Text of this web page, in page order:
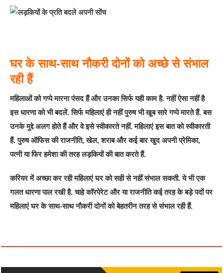
घर के साथ-साथ नौकरी दोनों को अच्छे से संभाल
रही हैं
महिलाओं को गप्पे मारना पंसद हैं और उनका सिर्फ यही काम है. नहीं ऐसा नहीं है
इस धारणा को भी बदलें. सिर्फ महिलाएं ही नहीं पुरुष भी खूब सारे गप्पे मारते हैं. बस
उनके मुद्दे अलग होते हैं और वे इसे स्वीकारते नहीं. महिलाएं इस बात को स्वीकारती
हैं. पुरुष ऑफिस की राजनीति, खेल, शराब और कई बार खुद अपनी प्रेमिका,
पत्नी या फिर हमेशा की तरह लड़कियों की बात करते हैं.
करियर में अच्छा कर रही महिलाएं घर को सही से नहीं संभाल सकती. ये भी एक
गलत धारणा पाल रखी है. चाहे कॉरपेरेट और या राजनीति कई तरह के बड़े पदों पर
महिलाएं घर के साथ-साथ नौकरी दोनों को बेहतरीन तरह से संभाल रही हैं.